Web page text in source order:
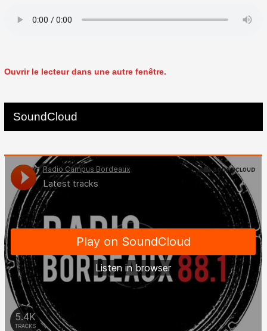
Ouvrir le lecteur dans une autre fenêtre.
SoundCloud